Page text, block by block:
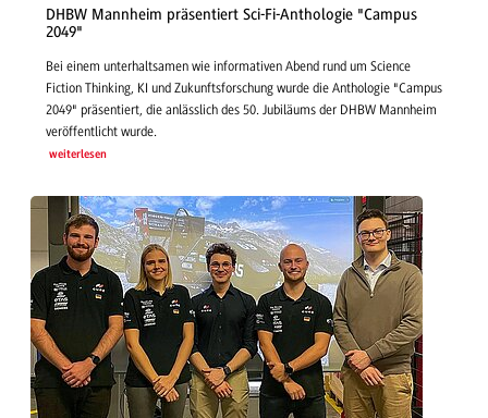
DHBW Mannheim präsentiert Sci-Fi-Anthologie "Campus
2049"
Bei einem unterhaltsamen wie informativen Abend rund um Science
Fiction Thinking, KI und Zukunftsforschung wurde die Anthologie "Campus
2049" präsentiert, die anlässlich des 50. Jubiläums der DHBW Mannheim
veröffentlicht wurde.
weiterlesen